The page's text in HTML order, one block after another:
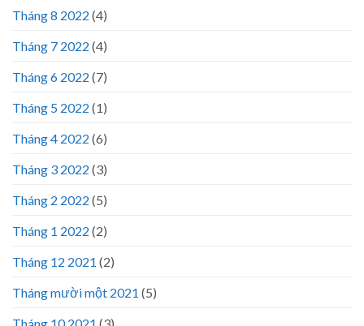
Tháng 8 2022 (4)
Tháng 7 2022 (4)
Tháng 6 2022 (7)
Tháng 5 2022 (1)
Tháng 4 2022 (6)
Tháng 3 2022 (3)
Tháng 2 2022 (5)
Tháng 1 2022 (2)
Tháng 12 2021 (2)
Tháng mười một 2021 (5)